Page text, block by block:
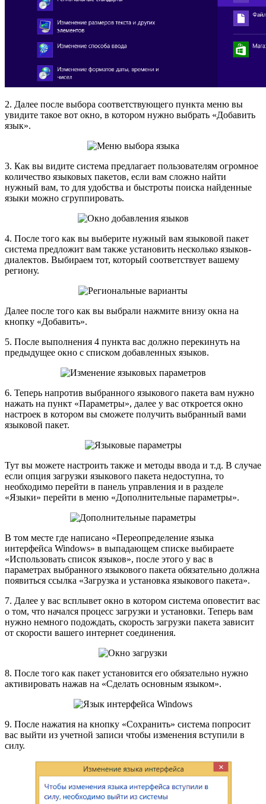
2. Далее после выбора соответствующего пункта меню вы
увидите такое вот окно, в котором нужно выбрать «Добавить
язык».
3. Как вы видите система предлагает пользователям огромное
количество языковых пакетов, если вам сложно найти
нужный вам, то для удобства и быстроты поиска найденные
языки можно сгруппировать.
4. После того как вы выберите нужный вам языковой пакет
система предложит вам также установить несколько языков-
диалектов. Выбираем тот, который соответствует вашему
региону.
Далее после того как вы выбрали нажмите внизу окна на
кнопку «Добавить».
5. После выполнения 4 пункта вас должно перекинуть на
предыдущее окно с списком добавленных языков.
6. Теперь напротив выбранного языкового пакета вам нужно
нажать на пункт «Параметры», далее у вас откроется окно
настроек в котором вы сможете получить выбранный вами
языковой пакет.
Тут вы можете настроить также и методы ввода и т.д. В случае
если опция загрузки языкового пакета недоступна, то
необходимо перейти в панель управления и в разделе
«Языки» перейти в меню «Дополнительные параметры».
В том месте где написано «Переопределение языка
интерфейса Windows» в выпадающем списке выбираете
«Использовать список языков», после этого у вас в
параметрах выбранного языкового пакета обязательно должна
появиться ссылка «Загрузка и установка языкового пакета».
7. Далее у вас всплывет окно в котором система оповестит вас
о том, что начался процесс загрузки и установки. Теперь вам
нужно немного подождать, скорость загрузки пакета зависит
от скорости вашего интернет соединения.
8. После того как пакет установится его обязательно нужно
активировать нажав на «Сделать основным языком».
9. После нажатия на кнопку «Сохранить» система попросит
вас выйти из учетной записи чтобы изменения вступили в
силу.